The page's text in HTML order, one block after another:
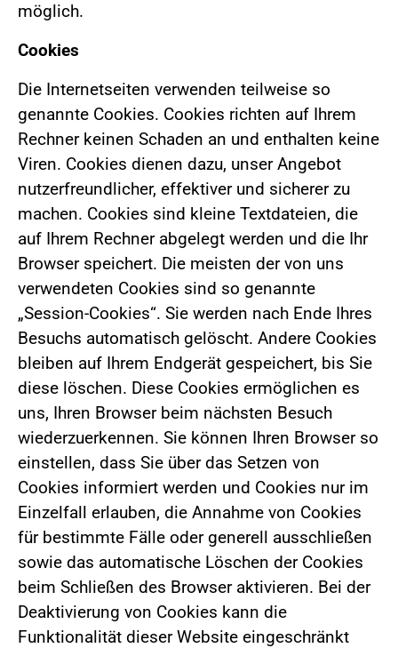
möglich.
Cookies
Die Internetseiten verwenden teilweise so
genannte Cookies. Cookies richten auf Ihrem
Rechner keinen Schaden an und enthalten keine
Viren. Cookies dienen dazu, unser Angebot
nutzerfreundlicher, effektiver und sicherer zu
machen. Cookies sind kleine Textdateien, die
auf Ihrem Rechner abgelegt werden und die Ihr
Browser speichert. Die meisten der von uns
verwendeten Cookies sind so genannte
„Session-Cookies“. Sie werden nach Ende Ihres
Besuchs automatisch gelöscht. Andere Cookies
bleiben auf Ihrem Endgerät gespeichert, bis Sie
diese löschen. Diese Cookies ermöglichen es
uns, Ihren Browser beim nächsten Besuch
wiederzuerkennen. Sie können Ihren Browser so
einstellen, dass Sie über das Setzen von
Cookies informiert werden und Cookies nur im
Einzelfall erlauben, die Annahme von Cookies
für bestimmte Fälle oder generell ausschließen
sowie das automatische Löschen der Cookies
beim Schließen des Browser aktivieren. Bei der
Deaktivierung von Cookies kann die
Funktionalität dieser Website eingeschränkt